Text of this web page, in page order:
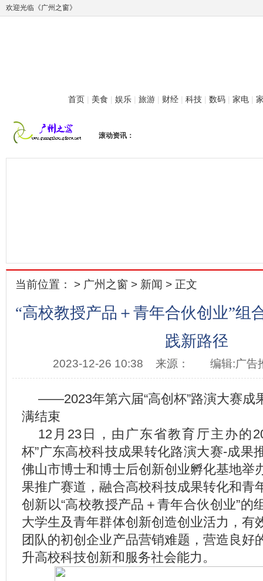
欢迎光临《广州之窗》
首页 | 美食 | 娱乐 | 旅游 | 财经 | 科技 | 数码 | 家电 |
滚动资讯：
当前位置： > 广州之窗 > 新闻 > 正文
“高校教授产品＋青年合伙创业”组
践新路径
2023-12-26 10:38 来源： 编辑:广告
——2023年第六届“高创杯”路演大赛成
满结束
12月23日，由广东省教育厅主办的
杯”广东高校科技成果转化路演大赛-成果
佛山市博士和博士后创新创业孵化基地举
果推广赛道，融合高校科技成果转化和青
创新以“高校教授产品＋青年合伙创业”的
大学生及青年群体创新创造创业活力，有
团队的初创企业产品营销难题，营造良好
升高校科技创新和服务社会能力。